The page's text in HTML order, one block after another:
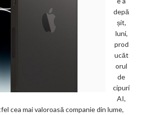
depă
șit,
luni,
prod
ucăt
orul
de
cipuri
AI,
cea mai valoroasă companie din lume,